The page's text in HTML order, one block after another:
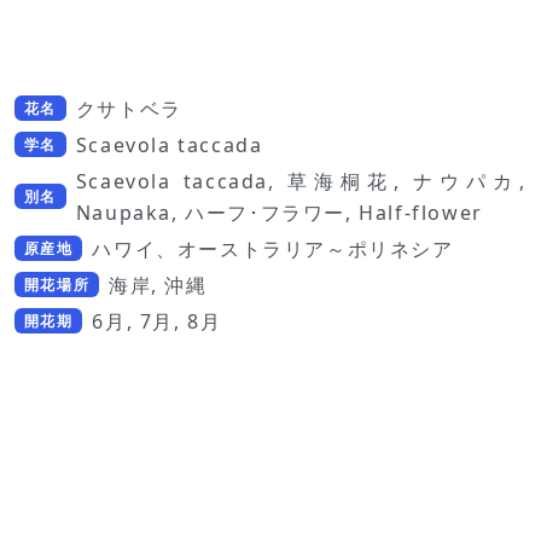
花名 クサトベラ
学名 Scaevola taccada
別名
Scaevola taccada, 草海桐花, ナウパカ,
Naupaka, ハーフ･フラワー, Half-flower
原産地 ハワイ、オーストラリア～ポリネシア
開花場所 海岸, 沖縄
開花期 6月, 7月, 8月